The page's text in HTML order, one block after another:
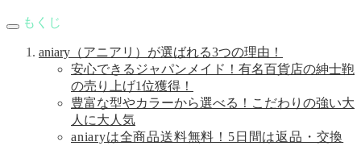
もくじ
aniary（アニアリ）が選ばれる3つの理由！
安心できるジャパンメイド！有名百貨店の紳士鞄
の売り上げ1位獲得！
豊富な型やカラーから選べる！こだわりの強い大
人に大人気
aniaryは全商品送料無料！5日間は返品・交換